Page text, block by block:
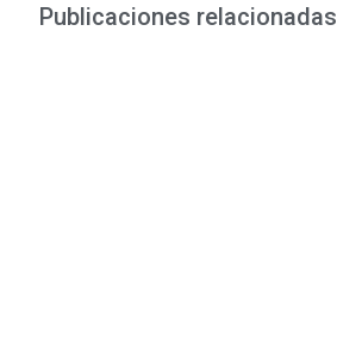
Publicaciones relacionadas